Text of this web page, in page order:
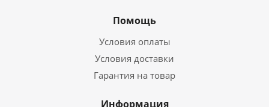
Помощь
Условия оплаты
Условия доставки
Гарантия на товар
Информация